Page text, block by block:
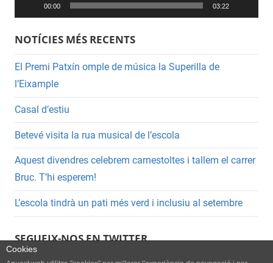
00:00 03:22
NOTÍCIES MÉS RECENTS
El Premi Patxín omple de música la Superilla de
l’Eixample
Casal d’estiu
Betevé visita la rua musical de l’escola
Aquest divendres celebrem carnestoltes i tallem el carrer
Bruc. T’hi esperem!
L’escola tindrà un pati més verd i inclusiu al setembre
SEGUEIX-NOS EN TWITTER
Cookies